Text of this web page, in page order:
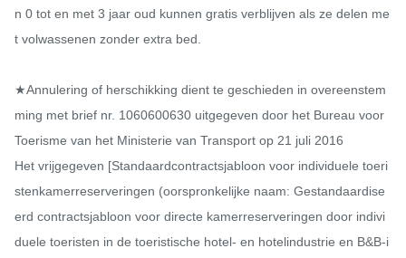
n 0 tot en met 3 jaar oud kunnen gratis verblijven als ze delen me
t volwassenen zonder extra bed.
★Annulering of herschikking dient te geschieden in overeenstem
ming met brief nr. 1060600630 uitgegeven door het Bureau voor
Toerisme van het Ministerie van Transport op 21 juli 2016
Het vrijgegeven [Standaardcontractsjabloon voor individuele toeri
stenkamerreserveringen (oorspronkelijke naam: Gestandaardise
erd contractsjabloon voor directe kamerreserveringen door indivi
duele toeristen in de toeristische hotel- en hotelindustrie en B&B-i